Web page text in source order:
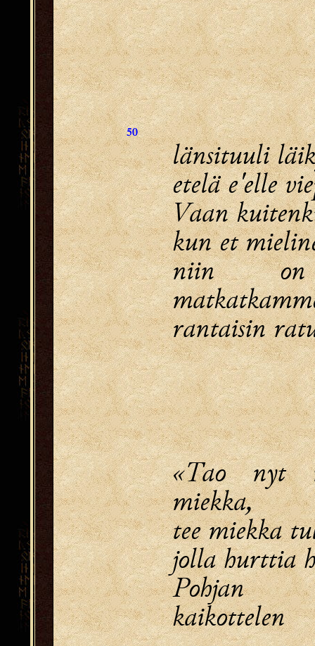
50
länsituuli
etelä e'elle
Vaan
kun et
niin on
rantaisin
«Tao nyt
miekka,
tee miekka
jolla hurttia
Pohjan
kaikottelen